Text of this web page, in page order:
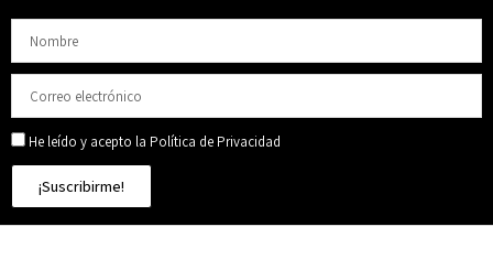
He leído y acepto la Política de Privacidad
¡Suscribirme!